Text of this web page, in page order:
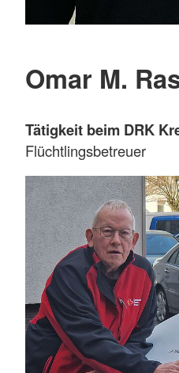
Omar M.
Tätigkeit beim DRK
Flüchtlingsbetreuer